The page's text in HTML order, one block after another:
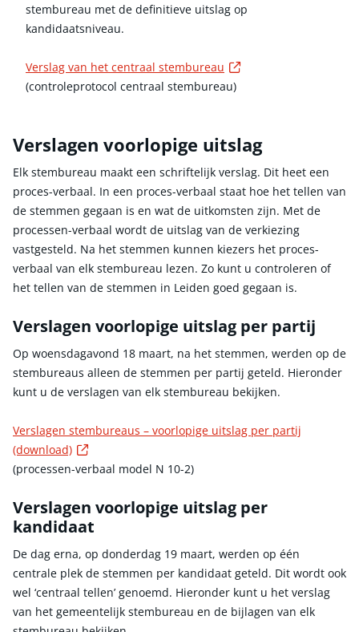
stembureau met de definitieve uitslag op
kandidaatsniveau.
Verslag van het centraal stembureau
(controleprotocol centraal stembureau)
Verslagen voorlopige uitslag
Elk stembureau maakt een schriftelijk verslag. Dit heet een
proces-verbaal. In een proces-verbaal staat hoe het tellen van
de stemmen gegaan is en wat de uitkomsten zijn. Met de
processen-verbaal wordt de uitslag van de verkiezing
vastgesteld. Na het stemmen kunnen kiezers het proces-
verbaal van elk stembureau lezen. Zo kunt u controleren of
het tellen van de stemmen in Leiden goed gegaan is.
Verslagen voorlopige uitslag per partij
Op woensdagavond 18 maart, na het stemmen, werden op de
stembureaus alleen de stemmen per partij geteld. Hieronder
kunt u de verslagen van elk stembureau bekijken.
Verslagen stembureaus – voorlopige uitslag per partij
(download)
(processen-verbaal model N 10-2)
Verslagen voorlopige uitslag per
kandidaat
De dag erna, op donderdag 19 maart, werden op één
centrale plek de stemmen per kandidaat geteld. Dit wordt ook
wel ‘centraal tellen’ genoemd. Hieronder kunt u het verslag
van het gemeentelijk stembureau en de bijlagen van elk